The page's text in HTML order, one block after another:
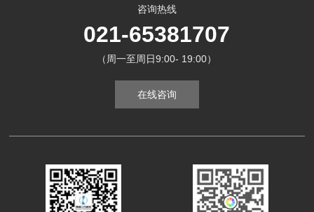
咨询热线
021-65381707
（周一至周日9:00- 19:00）
在线咨询